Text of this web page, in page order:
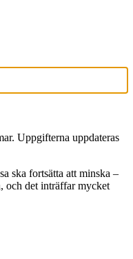
Uppgifterna uppdateras
ska fortsätta att minska –
och det inträffar mycket